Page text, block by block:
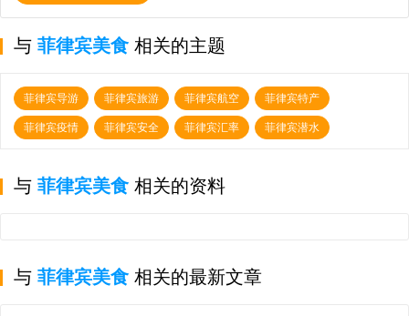
与 菲律宾美食 相关的主题
菲律宾导游 菲律宾旅游 菲律宾航空 菲律宾特产
菲律宾疫情 菲律宾安全 菲律宾汇率 菲律宾潜水
与 菲律宾美食 相关的资料
与 菲律宾美食 相关的最新文章